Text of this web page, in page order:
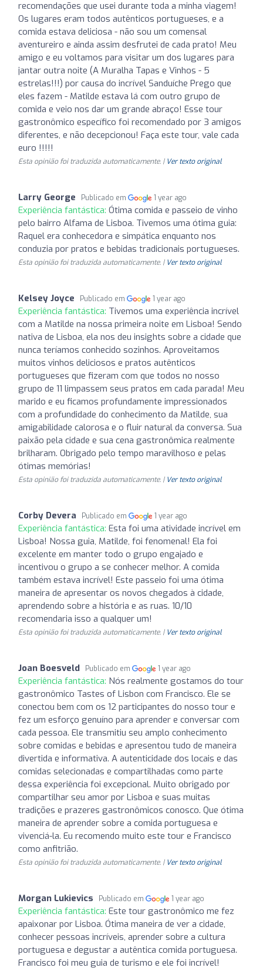
recomendações que usei durante toda a minha viagem!
Os lugares eram todos autênticos portugueses, e a
comida estava deliciosa - não sou um comensal
aventureiro e ainda assim desfrutei de cada prato! Meu
amigo e eu voltamos para visitar um dos lugares para
jantar outra noite (A Muralha Tapas e Vinhos - 5
estrelas!!!) por causa do incrível Sanduíche Prego que
eles fazem - Matilde estava lá com outro grupo de
comida e veio nos dar um grande abraço! Esse tour
gastronômico específico foi recomendado por 3 amigos
diferentes, e não decepcionou! Faça este tour, vale cada
euro !!!!!
Esta opinião foi traduzida automaticamente. | Ver texto original
Larry George Publicado em 1 year ago
Experiência fantástica: Ótima comida e passeio de vinho
pelo bairro Alfama de Lisboa. Tivemos uma ótima guia:
Raquel era conhecedora e simpática enquanto nos
conduzia por pratos e bebidas tradicionais portugueses.
Esta opinião foi traduzida automaticamente. | Ver texto original
Kelsey Joyce Publicado em 1 year ago
Experiência fantástica: Tivemos uma experiência incrível
com a Matilde na nossa primeira noite em Lisboa! Sendo
nativa de Lisboa, ela nos deu insights sobre a cidade que
nunca teríamos conhecido sozinhos. Aproveitamos
muitos vinhos deliciosos e pratos autênticos
portugueses que fizeram com que todos no nosso
grupo de 11 limpassem seus pratos em cada parada! Meu
marido e eu ficamos profundamente impressionados
com a profundidade do conhecimento da Matilde, sua
amigabilidade calorosa e o fluir natural da conversa. Sua
paixão pela cidade e sua cena gastronômica realmente
brilharam. Obrigado pelo tempo maravilhoso e pelas
ótimas memórias!
Esta opinião foi traduzida automaticamente. | Ver texto original
Corby Devera Publicado em 1 year ago
Experiência fantástica: Esta foi uma atividade incrível em
Lisboa! Nossa guia, Matilde, foi fenomenal! Ela foi
excelente em manter todo o grupo engajado e
incentivou o grupo a se conhecer melhor. A comida
também estava incrível! Este passeio foi uma ótima
maneira de apresentar os novos chegados à cidade,
aprendendo sobre a história e as ruas. 10/10
recomendaria isso a qualquer um!
Esta opinião foi traduzida automaticamente. | Ver texto original
Joan Boesveld Publicado em 1 year ago
Experiência fantástica: Nós realmente gostamos do tour
gastronômico Tastes of Lisbon com Francisco. Ele se
conectou bem com os 12 participantes do nosso tour e
fez um esforço genuíno para aprender e conversar com
cada pessoa. Ele transmitiu seu amplo conhecimento
sobre comidas e bebidas e apresentou tudo de maneira
divertida e informativa. A autenticidade dos locais e das
comidas selecionadas e compartilhadas como parte
dessa experiência foi excepcional. Muito obrigado por
compartilhar seu amor por Lisboa e suas muitas
tradições e prazeres gastronômicos conosco. Que ótima
maneira de aprender sobre a comida portuguesa e
vivenciá-la. Eu recomendo muito este tour e Francisco
como anfitrião.
Esta opinião foi traduzida automaticamente. | Ver texto original
Morgan Lukievics Publicado em 1 year ago
Experiência fantástica: Este tour gastronômico me fez
apaixonar por Lisboa. Ótima maneira de ver a cidade,
conhecer pessoas incríveis, aprender sobre a cultura
portuguesa e degustar a autêntica comida portuguesa.
Francisco foi meu guia de turismo e ele foi incrível!